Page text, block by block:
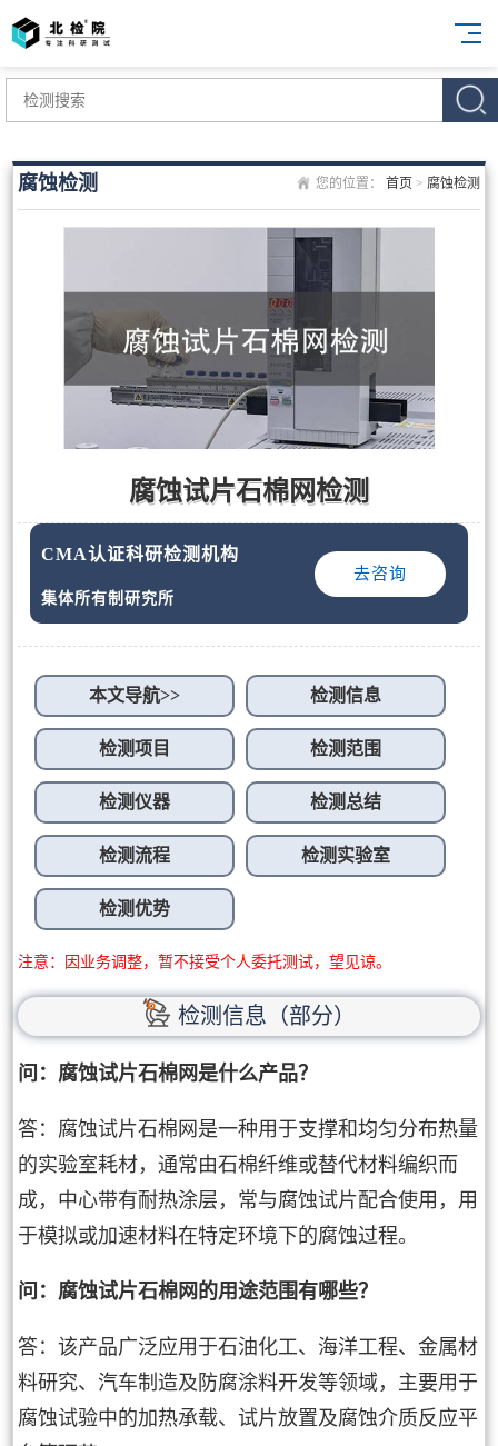
您的位置： 首页 > 腐蚀检测
腐蚀检测
腐蚀试片石棉网检测
CMA认证科研检测机构
集体所有制研究所
去咨询
本文导航>> 检测信息
检测项目 检测范围
检测仪器 检测总结
检测流程 检测实验室
检测优势
注意：因业务调整，暂不接受个人委托测试，望见谅。
检测信息（部分）
问：腐蚀试片石棉网是什么产品？
答：腐蚀试片石棉网是一种用于支撑和均匀分布热量
的实验室耗材，通常由石棉纤维或替代材料编织而
成，中心带有耐热涂层，常与腐蚀试片配合使用，用
于模拟或加速材料在特定环境下的腐蚀过程。
问：腐蚀试片石棉网的用途范围有哪些？
答：该产品广泛应用于石油化工、海洋工程、金属材
料研究、汽车制造及防腐涂料开发等领域，主要用于
腐蚀试验中的加热承载、试片放置及腐蚀介质反应平